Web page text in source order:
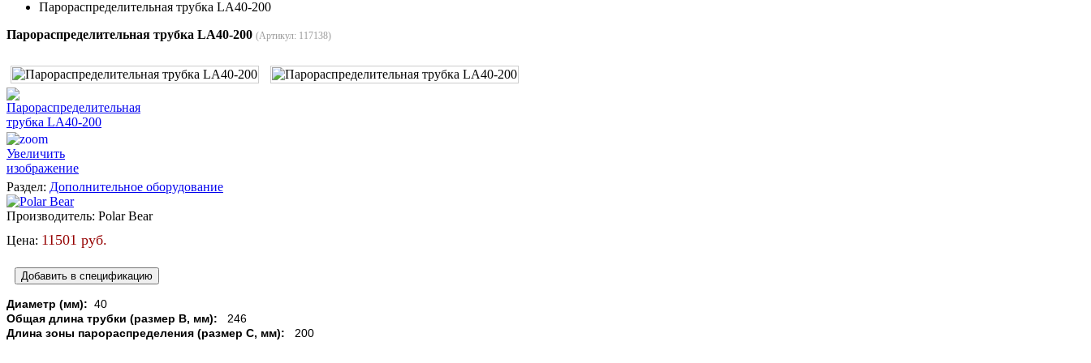
Парораспределительная трубка LA40-200
Парораспределительная трубка LA40-200 (Артикул: 117138)
Увеличить
изображение
Раздел: Дополнительное оборудование
Производитель: Polar Bear
Цена: 11501 руб.
Диаметр (мм): 40
Общая длина трубки (размер В, мм): 246
Длина зоны парораспределения (размер С, мм): 200